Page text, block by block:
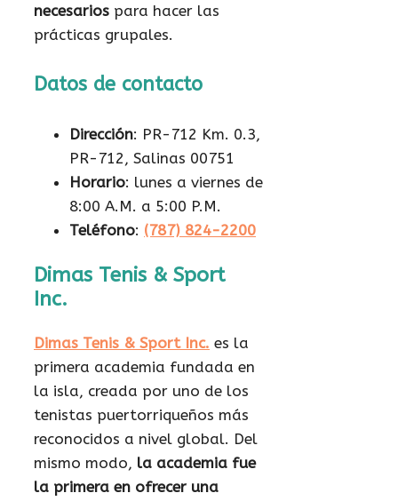
necesarios para hacer las
prácticas grupales.
Datos de contacto
Dirección: PR-712 Km. 0.3,
PR-712, Salinas 00751
Horario: lunes a viernes de
8:00 A.M. a 5:00 P.M.
Teléfono: (787) 824-2200
Dimas Tenis & Sport
Inc.
Dimas Tenis & Sport Inc. es la
primera academia fundada en
la isla, creada por uno de los
tenistas puertorriqueños más
reconocidos a nivel global. Del
mismo modo, la academia fue
la primera en ofrecer una